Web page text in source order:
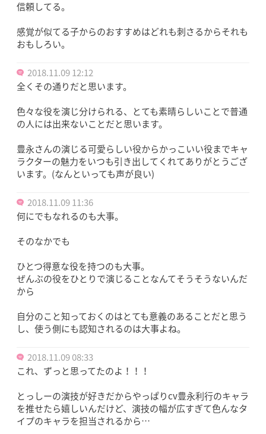
信頼してる。
感覚が似てる子からのおすすめはどれも刺さるからそれも
おもしろい。
2018.11.09 12:12
全くその通りだと思います。
色々な役を演じ分けられる、とても素晴らしいことで普通
の人には出来ないことだと思います。
豊永さんの演じる可愛らしい役からかっこいい役までキャ
ラクターの魅力をいつも引き出してくれてありがとうござ
います。(なんといっても声が良い)
2018.11.09 11:36
何にでもなれるのも大事。
そのなかでも
ひとつ得意な役を持つのも大事。
ぜんぶの役をひとりで演じることなんてそうそうないんだ
から
自分のこと知っておくのはとても意義のあることだと思う
し、使う側にも認知されるのは大事よね。
2018.11.09 08:33
これ、ずっと思ってたのよ！！！
とっしーの演技が好きだからやっぱりcv豊永利行のキャラ
を推せたら嬉しいんだけど、演技の幅が広すぎて色んなタ
イプのキャラを担当されるから…